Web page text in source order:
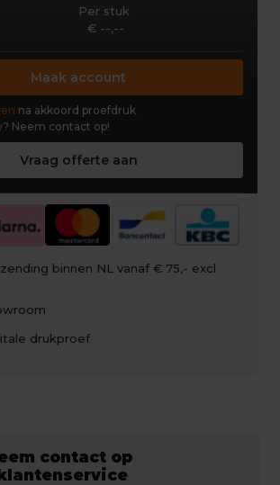
Per stuk
€ --,--
Maak account
na akkoord proefdruk
Neem contact op!
Vraag offerte aan
binnen NL vanaf € 75,- excl
drukproef
contact op